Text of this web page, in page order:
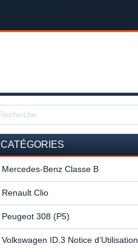
CATÉGORIES
Mercedes-Benz Classe B
Renault Clio
Peugeot 308 (P5)
Volkswagen ID.3 Notice d’Utilisation